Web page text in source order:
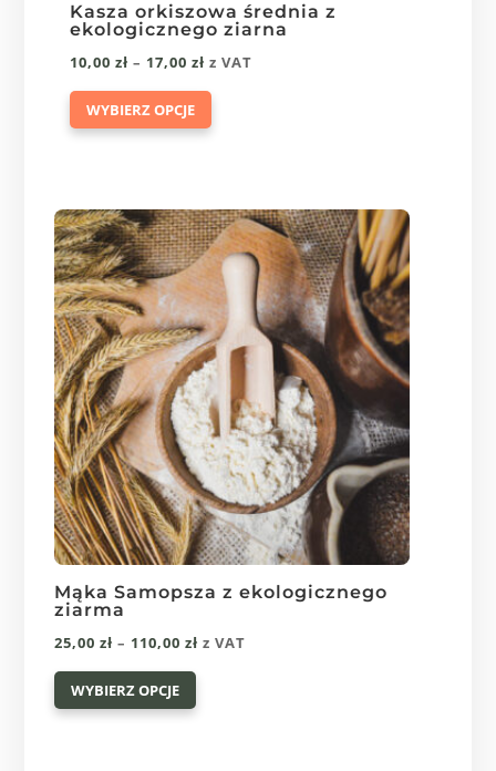
Kasza orkiszowa średnia z
ekologicznego ziarna
10,00zł – 17,00zł Zakres
cen:
17,00 zł
z VAT
WYBIERZ OPCJE
Ten
wariantów.
Opcje
można
wybrać
na
stronie
produktu
Mąka Samopsza z ekologicznego
ziarma
25,00zł – 110,00zł Zakres
z VAT
WYBIERZ OPCJE
Ten